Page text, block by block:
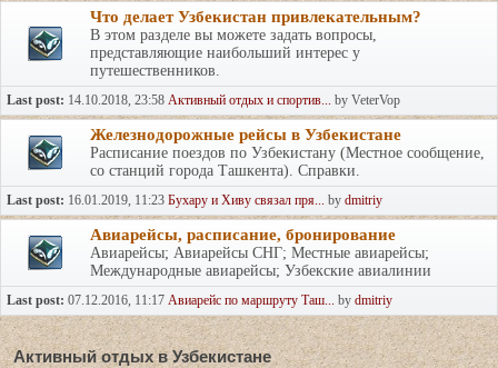
Что делает Узбекистан привлекательным?
В этом разделе вы можете задать вопросы,
представляющие наибольший интерес у
путешественников.
Last post: 14.10.2018, 23:58 Активный отдых и спортив... by VeterVop
Железнодорожные рейсы в Узбекистане
Расписание поездов по Узбекистану (Местное сообщение,
cо станций города Ташкента). Справки.
Last post: 16.01.2019, 11:23 Бухару и Хиву связал пря... by dmitriy
Авиарейсы, расписание, бронирование
Авиарейсы; Авиарейсы СНГ; Местные авиарейсы;
Международные авиарейсы; Узбекские авиалинии
Last post: 07.12.2016, 11:17 Авиарейс по маршруту Таш... by dmitriy
Активный отдых в Узбекистане